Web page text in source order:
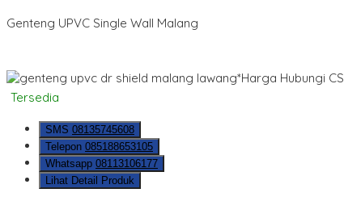
Genteng UPVC Single Wall Malang
*Harga Hubungi CS
Tersedia
SMS 08135745608
Telepon 085188653105
Whatsapp 08113106177
Lihat Detail Produk